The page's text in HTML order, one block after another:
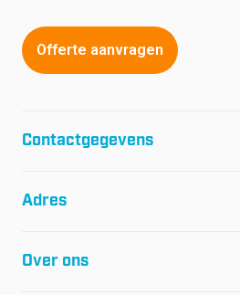
Offerte aanvragen
Contactgegevens
F: +31(0)299-64 01 61
Adres
Netwerk 20
Over ons